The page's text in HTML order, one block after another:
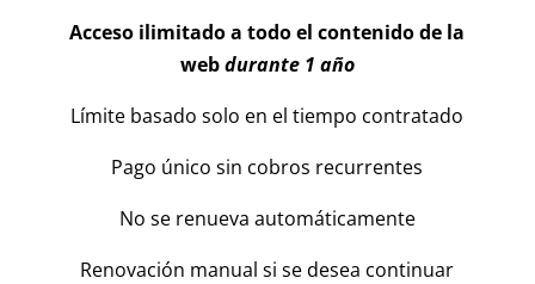
Acceso ilimitado a todo el contenido de la
webdurante 1 año
Límite basado solo en el tiempo contratado
Pago único sin cobros recurrentes
No se renueva automáticamente
Renovación manual si se desea continuar